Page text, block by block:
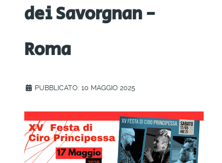
dei Savorgnan -
Roma
PUBBLICATO: 10 MAGGIO 2025